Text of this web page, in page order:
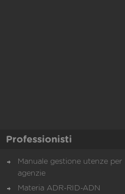
Professionisti
Manuale gestione utenze per
agenzie
Materia ADR-RID-ADN